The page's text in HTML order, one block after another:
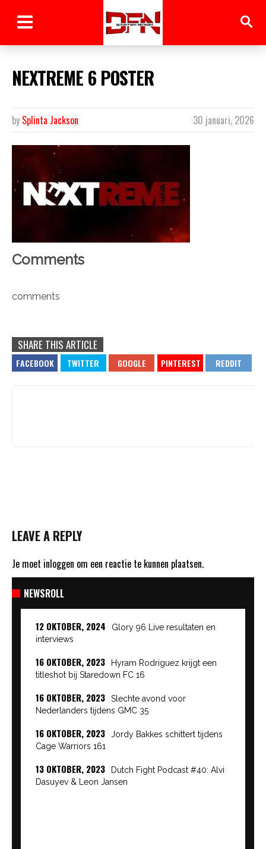
NEXTREME 6 POSTER
30 januari, 2026
by Splinta Jackson
Comments
comments
SHARE THIS ARTICLE
LEAVE A REPLY
Je moet inloggen om een reactie te kunnen plaatsen.
NEWSROLL
12 OKTOBER, 2024
Glory 96 Live resultaten en
interviews
16 OKTOBER, 2023
Hyram Rodriguez krijgt een
titleshot bij Staredown FC 16
16 OKTOBER, 2023
Slechte avond voor
Nederlanders tijdens GMC 35
16 OKTOBER, 2023
Jordy Bakkes schittert tijdens
Cage Warriors 161
13 OKTOBER, 2023
Dutch Fight Podcast #40: Alvi
Dasuyev & Leon Jansen